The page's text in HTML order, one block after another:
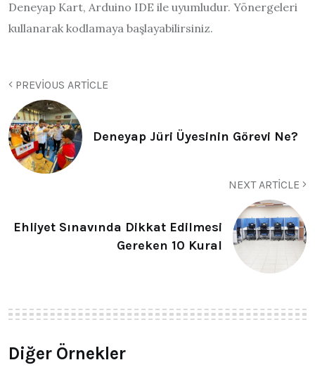
Deneyap Kart, Arduino IDE ile uyumludur. Yönergeleri
kullanarak kodlamaya başlayabilirsiniz.
PREVIOUS ARTICLE
Deneyap Jüri Üyesinin Görevi Ne?
NEXT ARTICLE
Ehliyet Sınavında Dikkat Edilmesi
Gereken 10 Kural
Diğer Örnekler